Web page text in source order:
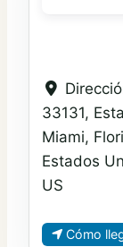
33131,
Miami,
Estados
US
Cómo